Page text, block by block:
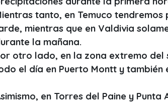
tanto, en Temuco
mientras que en Valdivia
la mañana.
otro lado, en la zona extremo del
el día en Puerto Montt y también
en Torres del Paine y